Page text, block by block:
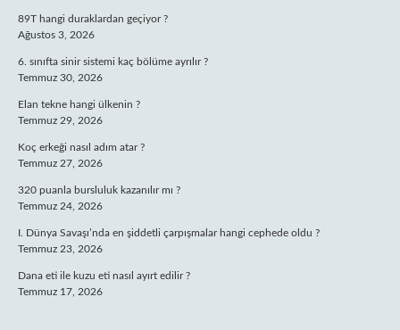
89T hangi duraklardan geçiyor ?
Ağustos 3, 2026
6. sınıfta sinir sistemi kaç bölüme ayrılır ?
Temmuz 30, 2026
Elan tekne hangi ülkenin ?
Temmuz 29, 2026
Koç erkeği nasıl adım atar ?
Temmuz 27, 2026
320 puanla bursluluk kazanılır mı ?
Temmuz 24, 2026
I. Dünya Savaşı’nda en şiddetli çarpışmalar hangi cephede oldu ?
Temmuz 23, 2026
Dana eti ile kuzu eti nasıl ayırt edilir ?
Temmuz 17, 2026